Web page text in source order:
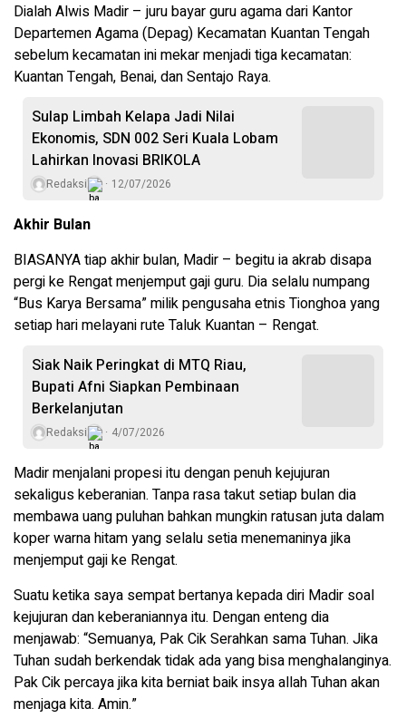
Dialah Alwis Madir – juru bayar guru agama dari Kantor
Departemen Agama (Depag) Kecamatan Kuantan Tengah
sebelum kecamatan ini mekar menjadi tiga kecamatan:
Kuantan Tengah, Benai, dan Sentajo Raya.
Sulap Limbah Kelapa Jadi Nilai
Ekonomis, SDN 002 Seri Kuala Lobam
Lahirkan Inovasi BRIKOLA
Redaksi 12/07/2026
Akhir Bulan
BIASANYA tiap akhir bulan, Madir – begitu ia akrab disapa
pergi ke Rengat menjemput gaji guru. Dia selalu numpang
“Bus Karya Bersama” milik pengusaha etnis Tionghoa yang
setiap hari melayani rute Taluk Kuantan – Rengat.
Siak Naik Peringkat di MTQ Riau,
Bupati Afni Siapkan Pembinaan
Berkelanjutan
Redaksi 4/07/2026
Madir menjalani propesi itu dengan penuh kejujuran
sekaligus keberanian. Tanpa rasa takut setiap bulan dia
membawa uang puluhan bahkan mungkin ratusan juta dalam
koper warna hitam yang selalu setia menemaninya jika
menjemput gaji ke Rengat.
Suatu ketika saya sempat bertanya kepada diri Madir soal
kejujuran dan keberaniannya itu. Dengan enteng dia
menjawab: “Semuanya, Pak Cik Serahkan sama Tuhan. Jika
Tuhan sudah berkendak tidak ada yang bisa menghalanginya.
Pak Cik percaya jika kita berniat baik insya allah Tuhan akan
menjaga kita. Amin.”